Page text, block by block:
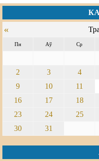
«
Пн Аў Ср
2
3 4
9
10 11
16
17 18
23
24 25
30
31
Свабода сумленьня
Суд
Сьмяротнае пакараньне
Правы працоўных
Сацыяльныя правы